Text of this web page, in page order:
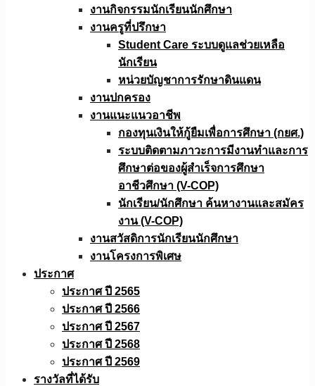
งานกิจกรรมนักเรียนนักศึกษา
งานครูที่ปรึกษา
Student Care ระบบดูแลช่วยเหลือ
นักเรียน
หน่วยบัญชาการรักษาดินแดน
งานปกครอง
งานแนะแนวอาชีพ
กองทุนเงินให้กู้ยืมเพื่อการศึกษา (กยศ.)
ระบบติดตามภาวะการมีงานทำและการ
ศึกษาต่อของผู้สำเร็จการศึกษา
อาชีวศึกษา (V-COP)
นักเรียน/นักศึกษา ค้นหางานและสมัคร
งาน (V-COP)
งานสวัสดิการนักเรียนนักศึกษา
งานโครงการพิเศษ
ประกาศ
ประกาศ ปี 2565
ประกาศ ปี 2566
ประกาศ ปี 2567
ประกาศ ปี 2568
ประกาศ ปี 2569
รางวัลที่ได้รับ